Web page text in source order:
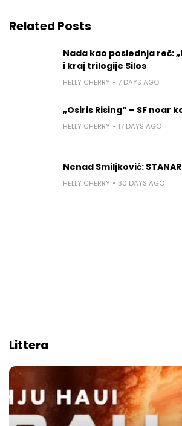
Related Posts
Nada kao poslednja reč:
i kraj trilogije Silos
HELLY CHERRY 7 DAYS AGO
„Osiris Rising“ – SF noar
HELLY CHERRY 17 DAYS AGO
Nenad Smiljković: STANARI
HELLY CHERRY 30 DAYS AGO
Littera